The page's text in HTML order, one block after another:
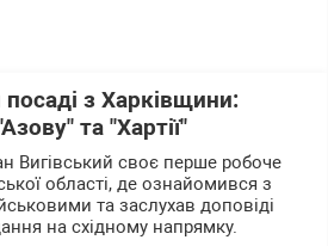
посаді з Харківщини:
та "Хартії"
Вигівський своє перше робоче
області, де ознайомився з
та заслухав доповіді
на східному напрямку.